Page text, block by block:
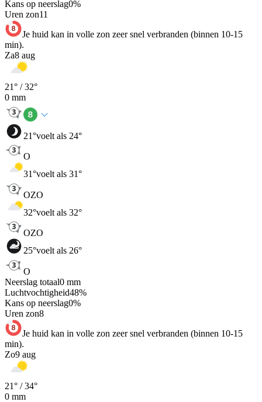
Kans op neerslag0%
Uren zon11
Je huid kan in volle zon zeer snel verbranden (binnen 10-15
min).
Za8 aug
21° /32°
0 mm
21°voelt als 24°
O
31°voelt als 31°
OZO
32°voelt als 32°
OZO
25°voelt als 26°
O
Neerslag totaal0 mm
Luchtvochtigheid48%
Kans op neerslag0%
Uren zon8
Je huid kan in volle zon zeer snel verbranden (binnen 10-15
min).
Zo9 aug
21° /34°
0 mm